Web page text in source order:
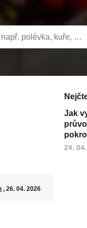
, 26. 04. 2026
Jak
24.